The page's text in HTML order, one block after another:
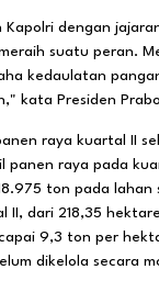
dengan
suatu peran.
kedaulatan
kata Presiden
raya kuartal II
panen raya pada
ton pada lahan
II, dari 218,35
9,3 ton per
dikelola secara